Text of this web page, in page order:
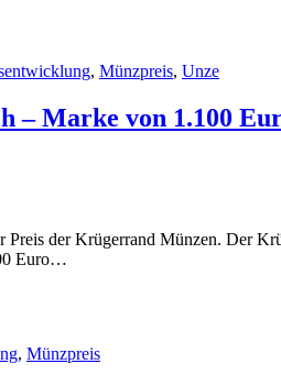
, Münzpreis, Unze
– Marke von 1.100
Preis der Krügerrand Münzen. Der
Euro…
, Münzpreis